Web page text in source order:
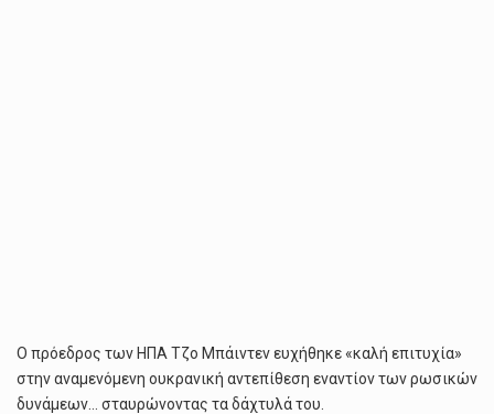
Ο πρόεδρος των ΗΠΑ Τζο Μπάιντεν ευχήθηκε «καλή επιτυχία»
στην αναμενόμενη ουκρανική αντεπίθεση εναντίον των ρωσικών
δυνάμεων… σταυρώνοντας τα δάχτυλά του.